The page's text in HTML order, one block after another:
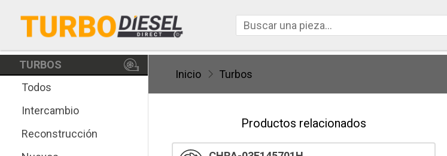
TURBOS
Todos
Intercambio
Reconstrucción
Inicio Turbos
Productos relacionados